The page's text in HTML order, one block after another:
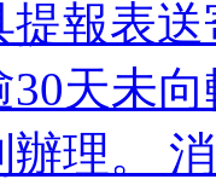
報表
30天未
理。